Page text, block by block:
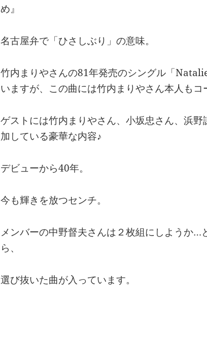
め』
名古屋弁で「ひさしぶり」の意味。
竹内まりやさんの81年発売のシングル「
いますが、この曲には竹内まりやさん本人も
ゲストには竹内まりやさん、小坂忠さん、浜野
加している豪華な内容♪
デビューから40年。
今も輝きを放つセンチ。
メンバーの中野督夫さんは２枚組にしようか…
ら、
選び抜いた曲が入っています。